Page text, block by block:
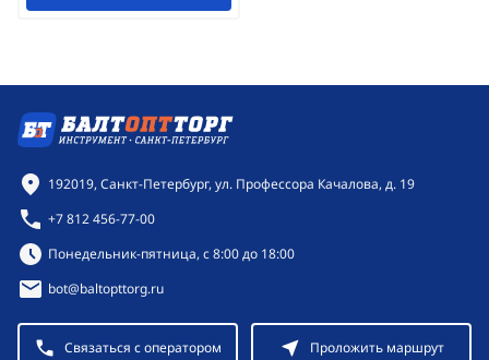
Контактная информация
192019, Санкт-Петербург, ул. Профессора Качалова, д. 19
+7 812 456-77-00
Режим работы:
Понедельник-пятница, с 8:00 до 18:00
bot@baltopttorg.ru
Связаться с оператором Проложить маршрут